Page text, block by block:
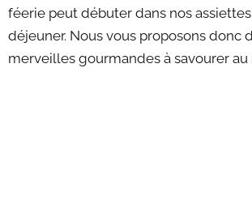
féerie peut débuter dans nos
déjeuner. Nous vous proposons donc
merveilles gourmandes à savourer